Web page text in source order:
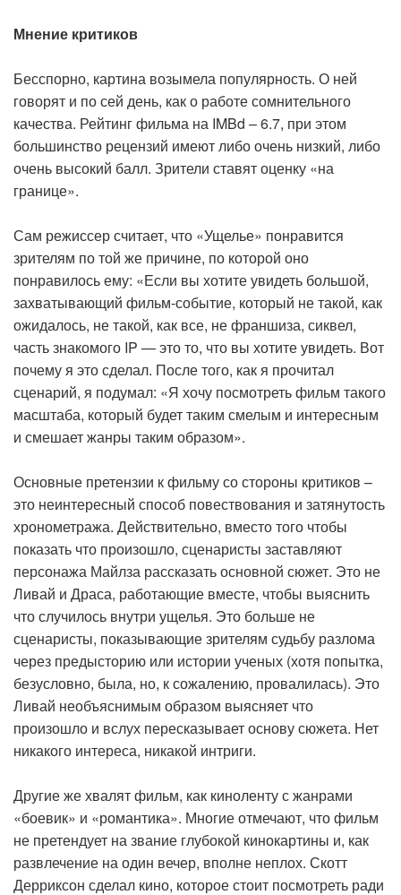
Мнение критиков
Бесспорно, картина возымела популярность. О ней
говорят и по сей день, как о работе сомнительного
качества. Рейтинг фильма на IMBd – 6.7, при этом
большинство рецензий имеют либо очень низкий, либо
очень высокий балл. Зрители ставят оценку «на
границе».
Сам режиссер считает, что «Ущелье» понравится
зрителям по той же причине, по которой оно
понравилось ему: «Если вы хотите увидеть большой,
захватывающий фильм-событие, который не такой, как
ожидалось, не такой, как все, не франшиза, сиквел,
часть знакомого IP — это то, что вы хотите увидеть. Вот
почему я это сделал. После того, как я прочитал
сценарий, я подумал: «Я хочу посмотреть фильм такого
масштаба, который будет таким смелым и интересным
и смешает жанры таким образом».
Основные претензии к фильму со стороны критиков –
это неинтересный способ повествования и затянутость
хронометража. Действительно, вместо того чтобы
показать что произошло, сценаристы заставляют
персонажа Майлза рассказать основной сюжет. Это не
Ливай и Драса, работающие вместе, чтобы выяснить
что случилось внутри ущелья. Это больше не
сценаристы, показывающие зрителям судьбу разлома
через предысторию или истории ученых (хотя попытка,
безусловно, была, но, к сожалению, провалилась). Это
Ливай необъяснимым образом выясняет что
произошло и вслух пересказывает основу сюжета. Нет
никакого интереса, никакой интриги.
Другие же хвалят фильм, как киноленту с жанрами
«боевик» и «романтика». Многие отмечают, что фильм
не претендует на звание глубокой кинокартины и, как
развлечение на один вечер, вполне неплох. Скотт
Дерриксон сделал кино, которое стоит посмотреть ради